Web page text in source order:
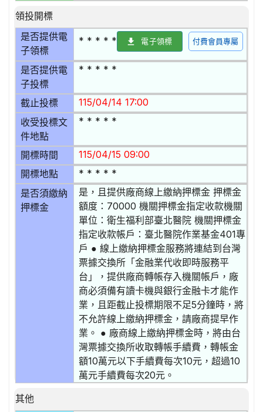
領投開標
是否提供電
子領標
* * * * * 電子領標 付費會員專屬
是否提供電
子投標
* * * * *
截止投標 115/04/14 17:00
收受投標文
件地點
* * * * *
開標時間 115/04/15 09:00
開標地點 * * * * *
是否須繳納
押標金
是，且提供廠商線上繳納押標金 押標金
額度：70000 機關押標金指定收款機關
單位：衛生福利部臺北醫院 機關押標金
指定收款帳戶：臺北醫院作業基金401專
戶 ● 線上繳納押標金服務將連結到台灣
票據交換所「金融業代收即時服務平
台」，提供廠商轉帳存入機關帳戶，廠
商必須備有讀卡機與銀行金融卡才能作
業，且距截止投標期限不足5分鐘時，將
不允許線上繳納押標金，請廠商提早作
業。 ● 廠商線上繳納押標金時，將由台
灣票據交換所收取轉帳手續費，轉帳金
額10萬元以下手續費每次10元，超過10
萬元手續費每次20元。
其他